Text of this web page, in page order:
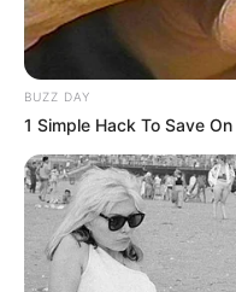
να παρκάρουν τα
Οδηγοί δεν έχουν
πεζοδρόμια και να
Για την ιστορία
ότι επιδόθηκαν
οδηγούς.
BUZZ DAY
1 Simple Hack To Save